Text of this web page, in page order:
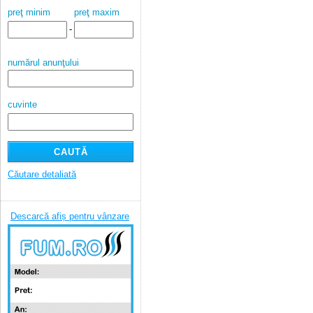
preţ minim
preţ maxim
-
numărul anunţului
cuvinte
Căutare detaliată
Descarcă afiș pentru vânzare